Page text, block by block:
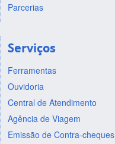
Parcerias
Serviços
Ferramentas
Ouvidoria
Central de Atendimento
Agência de Viagem
Emissão de Contra-cheques